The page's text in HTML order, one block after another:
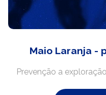
Maio Laranja -
Prevenção a